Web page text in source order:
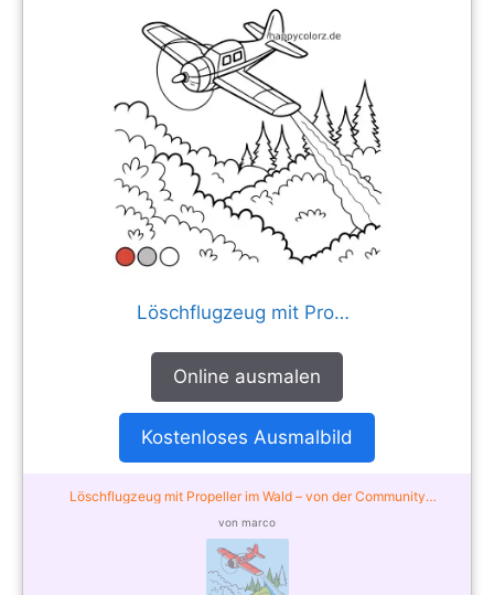
Löschflugzeug mit Propeller im Wald
Online ausmalen
Kostenloses Ausmalbild
Löschflugzeug mit Propeller im Wald – von der Community
von marco